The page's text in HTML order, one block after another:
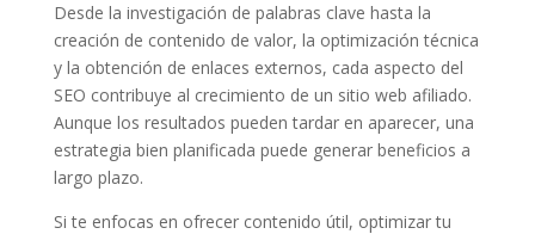
Desde la investigación de palabras clave hasta la
creación de contenido de valor, la optimización técnica
y la obtención de enlaces externos, cada aspecto del
SEO contribuye al crecimiento de un sitio web afiliado.
Aunque los resultados pueden tardar en aparecer, una
estrategia bien planificada puede generar beneficios a
largo plazo.
Si te enfocas en ofrecer contenido útil, optimizar tu